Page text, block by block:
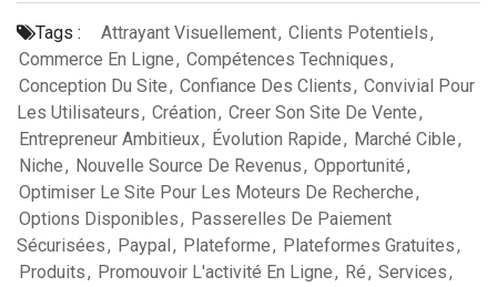
Tags : Attrayant Visuellement, Clients Potentiels,
Commerce En Ligne, Compétences Techniques,
Conception Du Site, Confiance Des Clients, Convivial Pour
Les Utilisateurs, Création, Creer Son Site De Vente,
Entrepreneur Ambitieux, Évolution Rapide, Marché Cible,
Niche, Nouvelle Source De Revenus, Opportunité,
Optimiser Le Site Pour Les Moteurs De Recherche,
Options Disponibles, Passerelles De Paiement
Sécurisées, Paypal, Plateforme, Plateformes Gratuites,
Produits, Promouvoir L'activité En Ligne, Ré, Services,